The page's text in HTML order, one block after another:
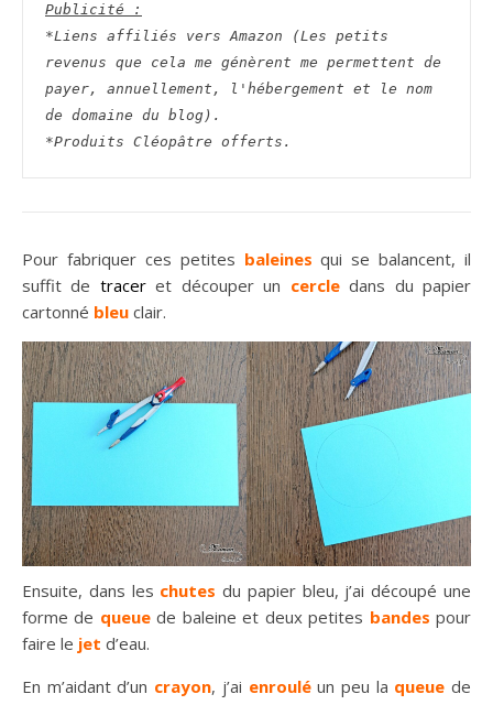
Publicité :
*Liens affiliés vers Amazon (Les petits
revenus que cela me génèrent me permettent de
payer, annuellement, l'hébergement et le nom
de domaine du blog).
*Produits Cléopâtre offerts.
Pour fabriquer ces petites baleines qui se balancent, il
suffit de traceret découper un cercle dans du papier
cartonné bleu clair.
Ensuite, dans les chutes du papier bleu, j’ai découpé une
forme de queue de baleine et deux petites bandes pour
faire le jet d’eau.
En m’aidant d’un crayon, j’ai enroulé un peu la queue de